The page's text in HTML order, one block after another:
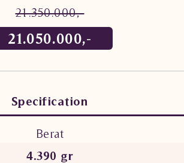
21.350.000,-
21.050.000,-
Specification
Berat
4.390 gr